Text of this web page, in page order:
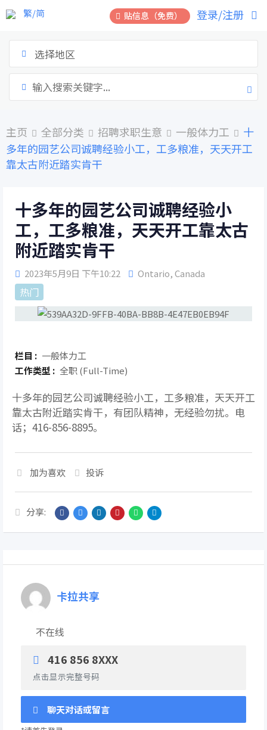
跳
到
贴信息（免费） 登录/注册
繁/简
选择地区
主页 全部分类 招聘求职生意 一般体力工
十
多年的园艺公司诚聘经验小工，工多粮准，天天开工
靠太古附近踏实肯干
十多年的园艺公司诚聘经验小
工，工多粮准，天天开工靠太古
附近踏实肯干
2023年5月9日 下午10:22 Ontario,Canada
热门
栏目 : 一般体力工
工作类型 : 全职 (Full-Time)
十多年的园艺公司诚聘经验小工，工多粮准，天天开工
靠太古附近踏实肯干，有团队精神，无经验勿扰。电
话；416-856-8895。
加为喜欢 投诉
分享:
卡拉共享
不在线
416 856 8XXX
点击显示完整号码
聊天对话或留言